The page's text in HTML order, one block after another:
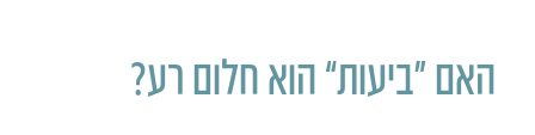
האם “ביעות” הוא חלום רע?